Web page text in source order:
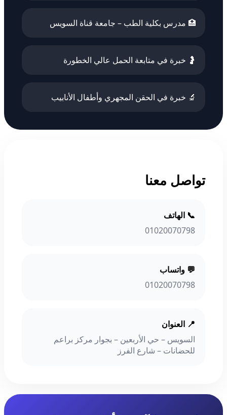
🏥 مدرس بكلية الطب – جامعة قناة السويس
🤰 خبرة في متابعة الحمل عالي الخطورة
🔬 خبرة في الحقن المجهري وأطفال الأنابيب
تواصل معنا
📞 الهاتف
01020070798
💬 واتساب
01020070798
📍 العنوان
السويس – حي الأربعين – بجوار مركز براعم
للحضانات – شارع الفرز